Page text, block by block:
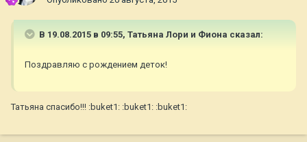
В 19.08.2015 в 09:55, Татьяна Лори и Фиона сказал:
Поздравляю с рождением деток!
Татьяна спасибо!!! :buket1: :buket1: :buket1: